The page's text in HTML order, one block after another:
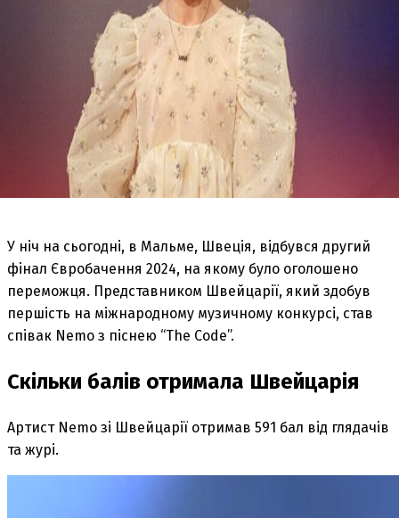
У ніч на сьогодні, в Мальме, Швеція, відбувся другий
фінал Євробачення 2024, на якому було оголошено
переможця. Представником Швейцарії, який здобув
першість на міжнародному музичному конкурсі, став
співак Nemo з піснею “The Code”.
Скільки балів отримала Швейцарія
Артист Nemo зі Швейцарії отримав 591 бал від глядачів
та журі.